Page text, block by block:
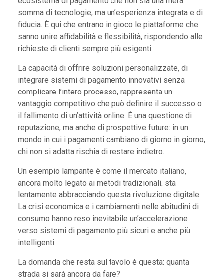
somma di tecnologie, ma un’esperienza integrata e di
fiducia. È qui che entrano in gioco le piattaforme che
sanno unire affidabilità e flessibilità, rispondendo alle
richieste di clienti sempre più esigenti.
La capacità di offrire soluzioni personalizzate, di
integrare sistemi di pagamento innovativi senza
complicare l’intero processo, rappresenta un
vantaggio competitivo che può definire il successo o
il fallimento di un’attività online. È una questione di
reputazione, ma anche di prospettive future: in un
mondo in cui i pagamenti cambiano di giorno in giorno,
chi non si adatta rischia di restare indietro.
Un esempio lampante è come il mercato italiano,
ancora molto legato ai metodi tradizionali, sta
lentamente abbracciando questa rivoluzione digitale.
La crisi economica e i cambiamenti nelle abitudini di
consumo hanno reso inevitabile un’accelerazione
verso sistemi di pagamento più sicuri e anche più
intelligenti.
La domanda che resta sul tavolo è questa: quanta
strada si sarà ancora da fare?